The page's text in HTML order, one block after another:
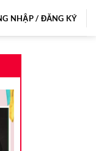
NHẬP / ĐĂNG KÝ